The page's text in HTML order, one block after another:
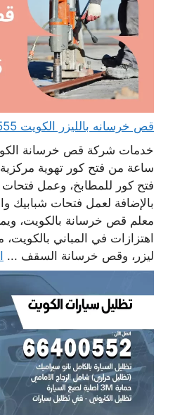
قص خرسانه بالليزر الكويت 65932555 فتح كور تكييف
ساعة من فتح كور تهوية
فتح كور للمطابخ، وعمل فتحات
بالإضافة لعمل فتحات شبابيك
معلم قص خرسانة بالكويت،
اهتزازات في المباني
ليزر، وقص خرسانة السقف ...